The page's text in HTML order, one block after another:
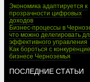
Экономика адаптируется к
прозрачности цифровых
доходов
Бизнес-процессы в
что можно делегировать
эффективного управления
Как бороться с
бизнесе Черноземья
ПОСЛЕДНИЕ СТАТЬИ